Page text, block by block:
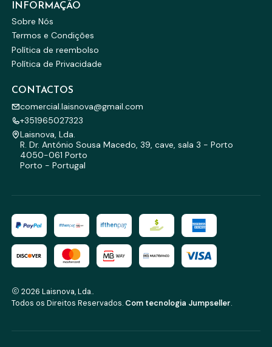
INFORMAÇÃO
Sobre Nós
Termos e Condições
Política de reembolso
Política de Privacidade
CONTACTOS
comercial.laisnova@gmail.com
+351965027323
Laisnova, Lda.
R. Dr. António Sousa Macedo, 39, cave, sala 3 - Porto
4050-061 Porto
Porto - Portugal
2026 Laisnova, Lda..
Todos os Direitos Reservados. Com tecnologia Jumpseller.